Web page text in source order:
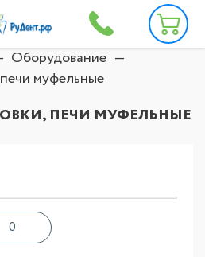
Оборудование
муфельные
ПЕЧИ МУФЕЛЬНЫЕ